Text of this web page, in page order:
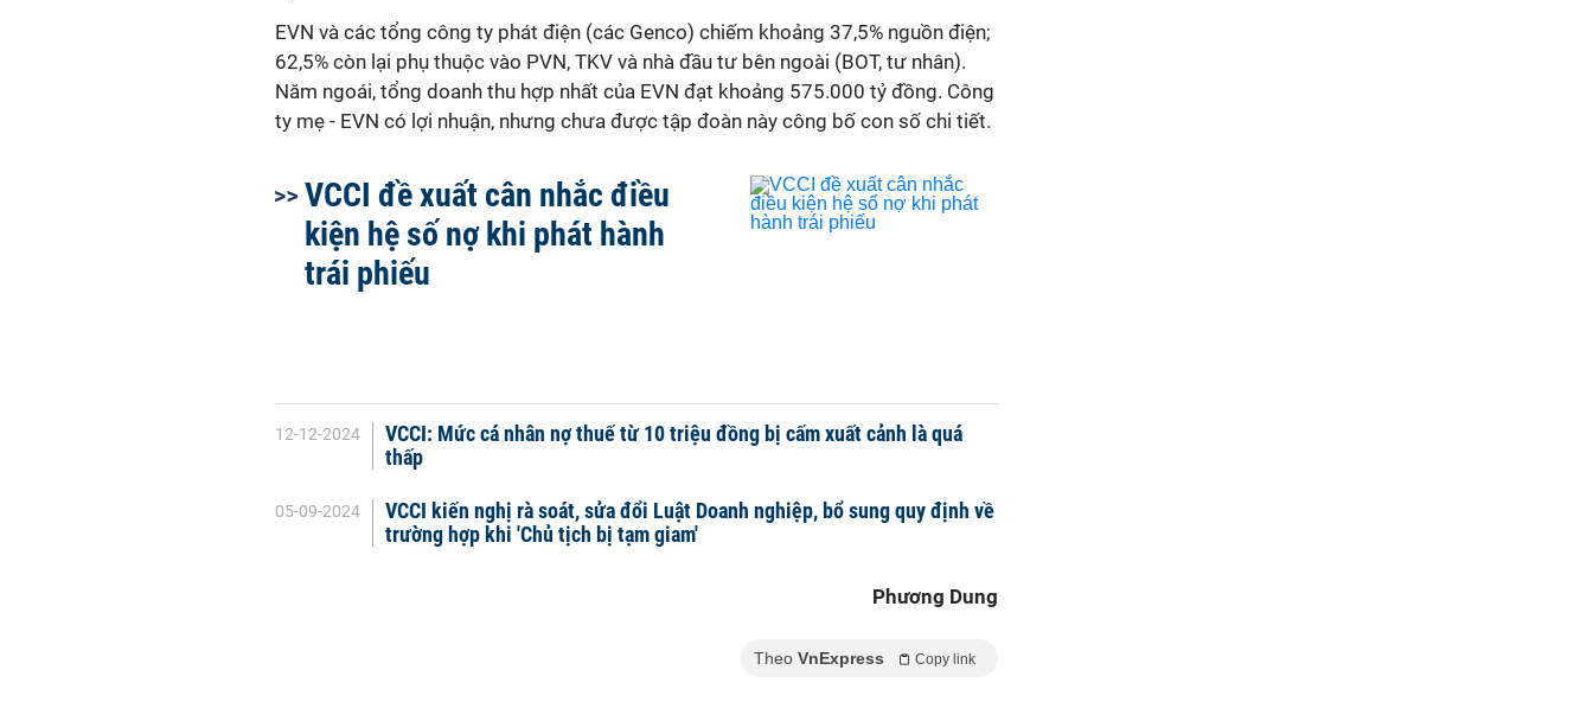
EVN và các tổng công ty phát điện (các Genco) chiếm khoảng 37,5% nguồn điện;
62,5% còn lại phụ thuộc vào PVN, TKV và nhà đầu tư bên ngoài (BOT, tư nhân).
Năm ngoái, tổng doanh thu hợp nhất của EVN đạt khoảng 575.000 tỷ đồng. Công
ty mẹ - EVN có lợi nhuận, nhưng chưa được tập đoàn này công bố con số chi tiết.
VCCI đề xuất cân nhắc điều
kiện hệ số nợ khi phát hành
trái phiếu
12-12-2024
VCCI: Mức cá nhân nợ thuế từ 10 triệu đồng bị cấm xuất cảnh là quá
thấp
05-09-2024
VCCI kiến nghị rà soát, sửa đổi Luật Doanh nghiệp, bổ sung quy định về
trường hợp khi 'Chủ tịch bị tạm giam'
Phương Dung
Theo VnExpress Copy link